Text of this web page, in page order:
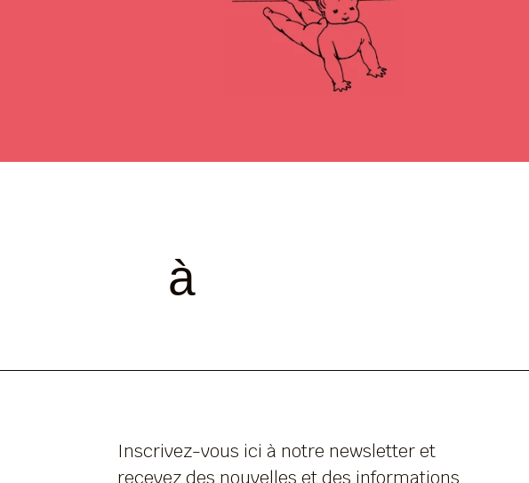
à
Inscrivez-vous ici à notre newsletter et
recevez des nouvelles et des informations